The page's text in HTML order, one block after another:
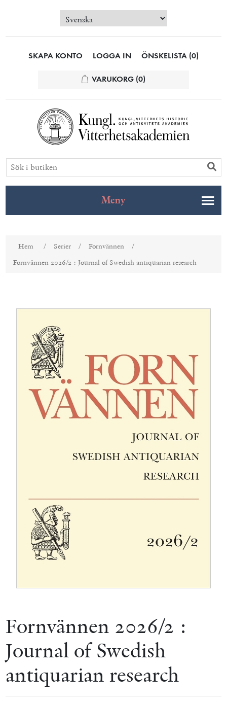
SKAPA KONTO LOGGA IN ÖNSKELISTA (0)
VARUKORG (0)
Meny
Hem / Serier / Fornvännen
/
Fornvännen 2026/2 : Journal of Swedish antiquarian research
Fornvännen 2026/2 :
Journal of Swedish
antiquarian research